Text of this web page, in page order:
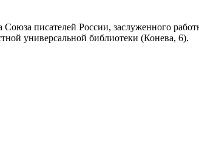
писателей России, заслуженного
универсальной библиотеки (Конева, 6).